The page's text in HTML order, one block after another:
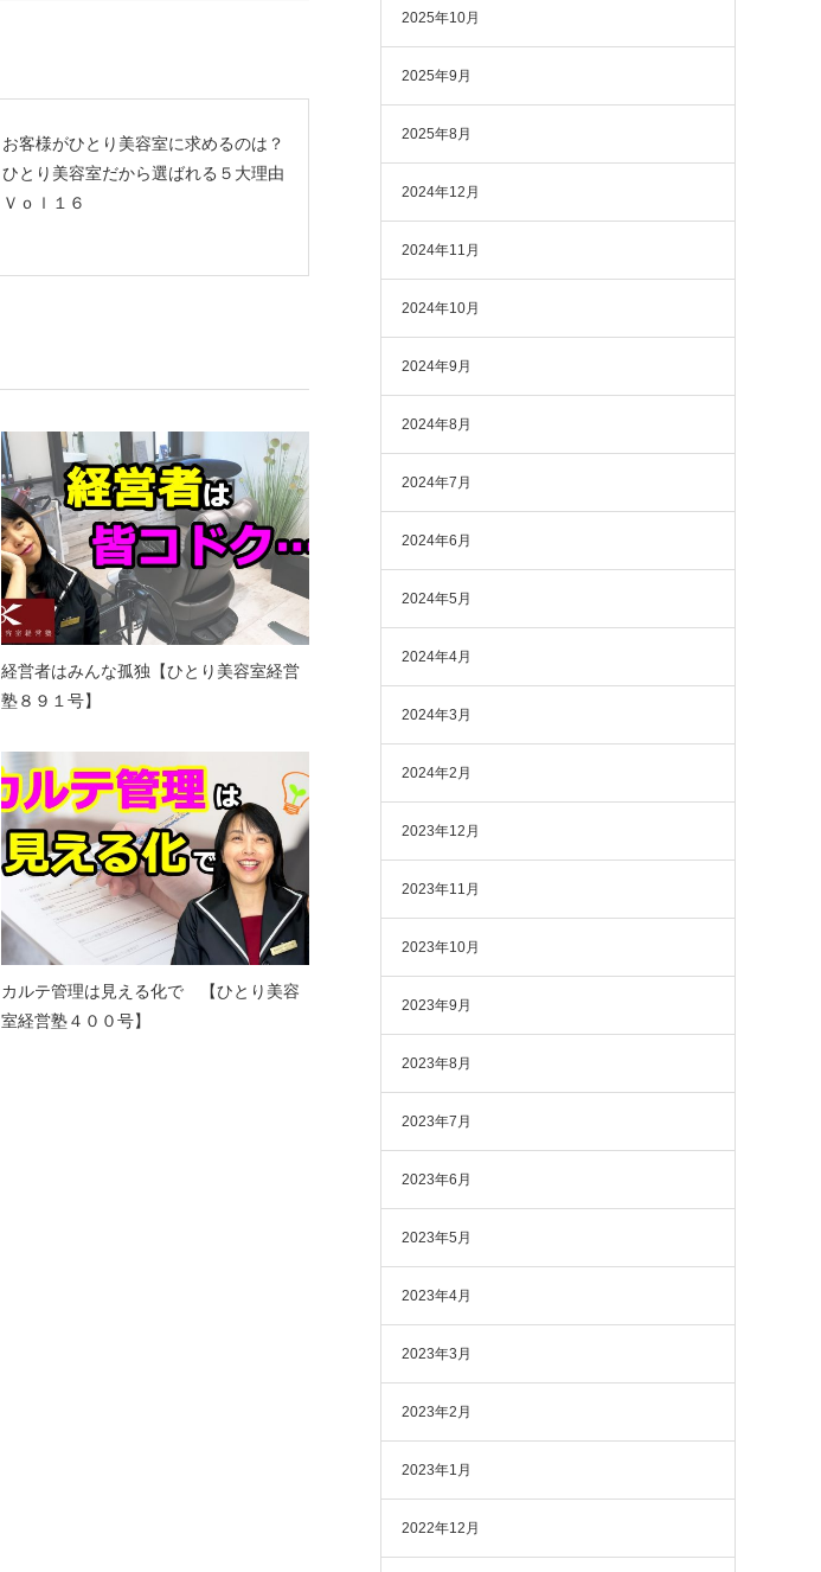
お客様がひとり美容室に求めるのは？
ひとり美容室だから選ばれる５大理由
Ｖｏｌ１６
経営者はみんな孤独【ひとり美容室経営
塾８９１号】
カルテ管理は見える化で 【ひとり美容
室経営塾４００号】
2025年10月
2025年9月
2025年8月
2024年12月
2024年11月
2024年10月
2024年9月
2024年8月
2024年7月
2024年6月
2024年5月
2024年4月
2024年3月
2024年2月
2023年12月
2023年11月
2023年10月
2023年9月
2023年8月
2023年7月
2023年6月
2023年5月
2023年4月
2023年3月
2023年2月
2023年1月
2022年12月